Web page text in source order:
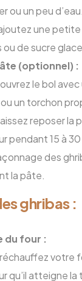
ou un peu
une
ou de sucre
(optionnel) :
le bol avec
un torchon
reposer la
pendant 15 à
des
la pâte.
ghribas :
du four :
votre
qu’il atteigne